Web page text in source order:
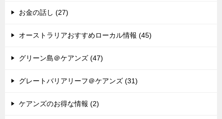
お金の話し (27)
オーストラリアおすすめローカル情報 (45)
グリーン島＠ケアンズ (47)
グレートバリアリーフ＠ケアンズ (31)
ケアンズのお得な情報 (2)